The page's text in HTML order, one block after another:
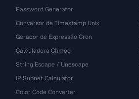
Password Generator
Conversor de Timestamp Unix
Gerador de Expressão Cron
Calculadora Chmod
String Escape / Unescape
IP Subnet Calculator
Color Code Converter